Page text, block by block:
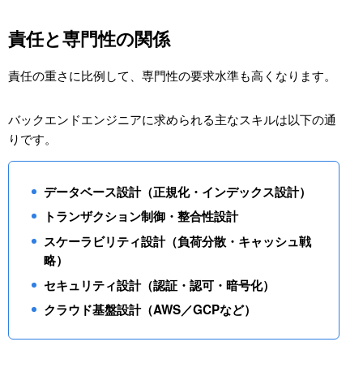
責任と専門性の関係
責任の重さに比例して、専門性の要求水準も高くなります。
バックエンドエンジニアに求められる主なスキルは以下の通
りです。
データベース設計（正規化・インデックス設計）
トランザクション制御・整合性設計
スケーラビリティ設計（負荷分散・キャッシュ戦
略）
セキュリティ設計（認証・認可・暗号化）
クラウド基盤設計（AWS／GCPなど）